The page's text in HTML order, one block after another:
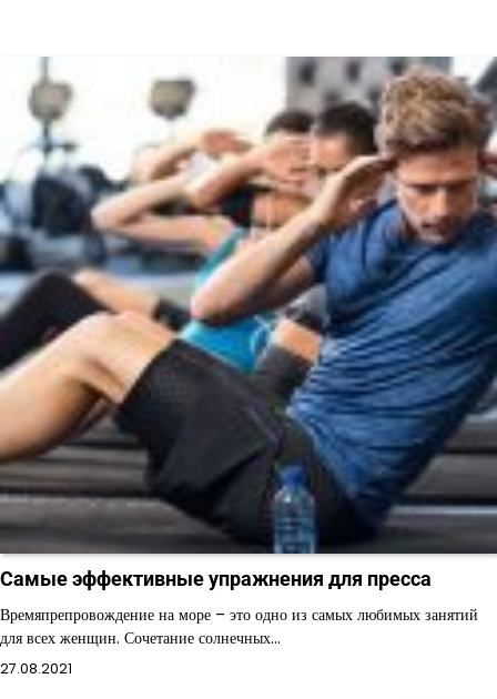
Cамые эффективные упражнения для пресса
Времяпрепровождение на море – это одно из самых любимых занятий
для всех женщин. Сочетание солнечных…
27.08.2021